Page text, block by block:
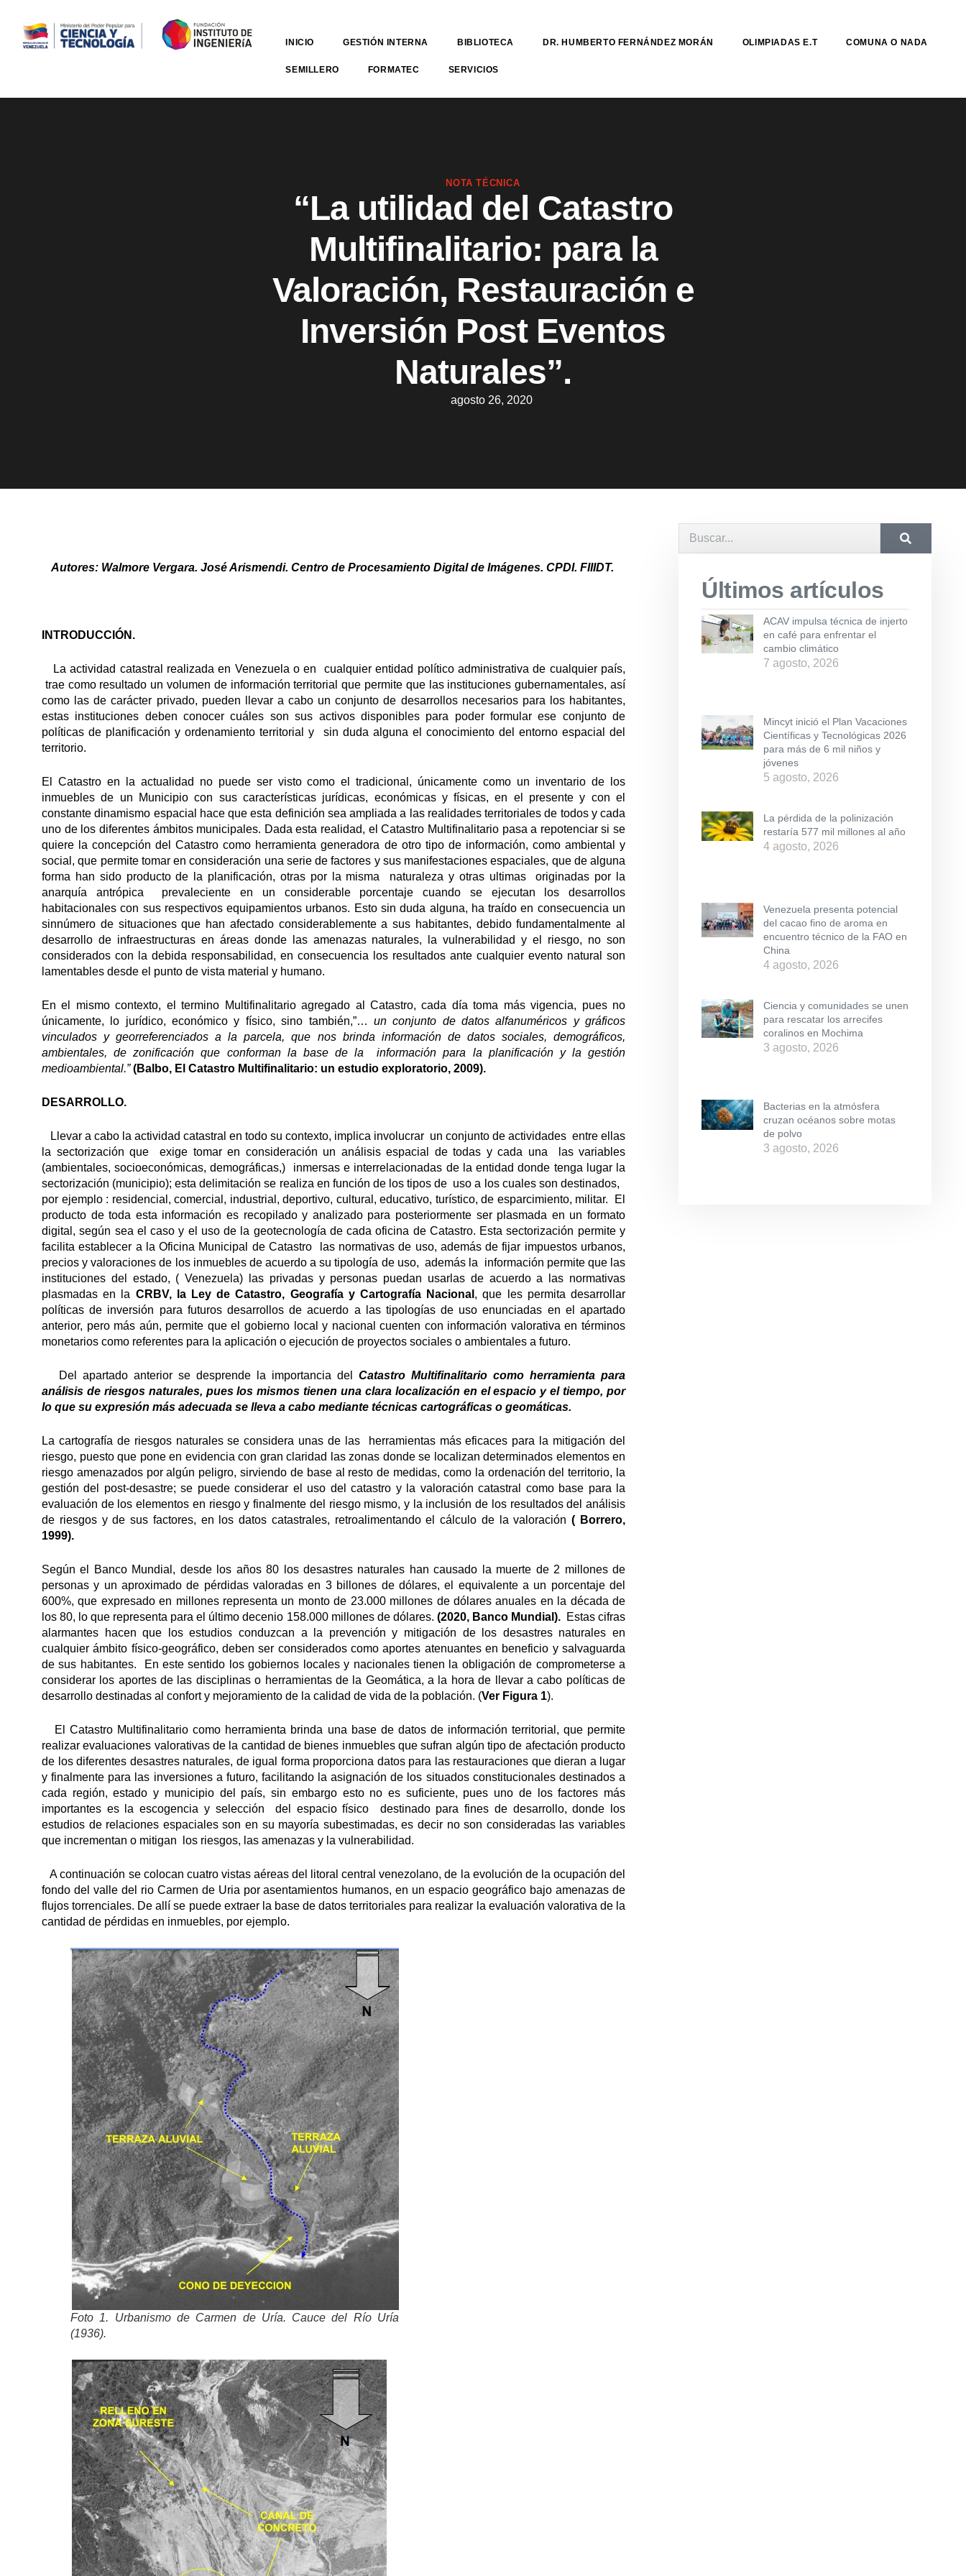
INICIO GESTIÓN INTERNA BIBLIOTECA DR. HUMBERTO FERNÁNDEZ MORÁN OLIMPIADAS E.T COMUNA O NADA
SEMILLERO FORMATEC SERVICIOS
NOTA TÉCNICA
“La utilidad del Catastro
Multifinalitario: para la
Valoración, Restauración e
Inversión Post Eventos
Naturales”.
agosto 26, 2020
Autores: Walmore Vergara. José Arismendi. Centro de Procesamiento Digital de Imágenes. CPDI. FIIIDT.
INTRODUCCIÓN.
La actividad catastral realizada en Venezuela o en cualquier entidad político administrativa de cualquier país,
trae como resultado un volumen de información territorial que permite que las instituciones gubernamentales, así
como las de carácter privado, pueden llevar a cabo un conjunto de desarrollos necesarios para los habitantes,
estas instituciones deben conocer cuáles son sus activos disponibles para poder formular ese conjunto de
políticas de planificación y ordenamiento territorial y sin duda alguna el conocimiento del entorno espacial del
territorio.
El Catastro en la actualidad no puede ser visto como el tradicional, únicamente como un inventario de los
inmuebles de un Municipio con sus características jurídicas, económicas y físicas, en el presente y con el
constante dinamismo espacial hace que esta definición sea ampliada a las realidades territoriales de todos y cada
uno de los diferentes ámbitos municipales. Dada esta realidad, el Catastro Multifinalitario pasa a repotenciar si se
quiere la concepción del Catastro como herramienta generadora de otro tipo de información, como ambiental y
social, que permite tomar en consideración una serie de factores y sus manifestaciones espaciales, que de alguna
forma han sido producto de la planificación, otras por la misma naturaleza y otras ultimas originadas por la
anarquía antrópica prevaleciente en un considerable porcentaje cuando se ejecutan los desarrollos
habitacionales con sus respectivos equipamientos urbanos. Esto sin duda alguna, ha traído en consecuencia un
sinnúmero de situaciones que han afectado considerablemente a sus habitantes, debido fundamentalmente al
desarrollo de infraestructuras en áreas donde las amenazas naturales, la vulnerabilidad y el riesgo, no son
considerados con la debida responsabilidad, en consecuencia los resultados ante cualquier evento natural son
lamentables desde el punto de vista material y humano.
En el mismo contexto, el termino Multifinalitario agregado al Catastro, cada día toma más vigencia, pues no
únicamente, lo jurídico, económico y físico, sino también,”… un conjunto de datos alfanuméricos y gráficos
vinculados y georreferenciados a la parcela, que nos brinda información de datos sociales, demográficos,
ambientales, de zonificación que conforman la base de la información para la planificación y la gestión
medioambiental.” (Balbo, El Catastro Multifinalitario: un estudio exploratorio, 2009).
DESARROLLO.
Llevar a cabo la actividad catastral en todo su contexto, implica involucrar un conjunto de actividades entre ellas
la sectorización que exige tomar en consideración un análisis espacial de todas y cada una las variables
(ambientales, socioeconómicas, demográficas,) inmersas e interrelacionadas de la entidad donde tenga lugar la
sectorización (municipio); esta delimitación se realiza en función de los tipos de uso a los cuales son destinados,
por ejemplo : residencial, comercial, industrial, deportivo, cultural, educativo, turístico, de esparcimiento, militar. El
producto de toda esta información es recopilado y analizado para posteriormente ser plasmada en un formato
digital, según sea el caso y el uso de la geotecnología de cada oficina de Catastro. Esta sectorización permite y
facilita establecer a la Oficina Municipal de Catastro las normativas de uso, además de fijar impuestos urbanos,
precios y valoraciones de los inmuebles de acuerdo a su tipología de uso, además la información permite que las
instituciones del estado, ( Venezuela) las privadas y personas puedan usarlas de acuerdo a las normativas
plasmadas en la CRBV, la Ley de Catastro, Geografía y Cartografía Nacional , que les permita desarrollar
políticas de inversión para futuros desarrollos de acuerdo a las tipologías de uso enunciadas en el apartado
anterior, pero más aún, permite que el gobierno local y nacional cuenten con información valorativa en términos
monetarios como referentes para la aplicación o ejecución de proyectos sociales o ambientales a futuro.
Del apartado anterior se desprende la importancia del Catastro Multifinalitario como herramienta para
análisis de riesgos naturales, pues los mismos tienen una clara localización en el espacio y el tiempo, por
lo que su expresión más adecuada se lleva a cabo mediante técnicas cartográficas o geomáticas.
La cartografía de riesgos naturales se considera unas de las herramientas más eficaces para la mitigación del
riesgo, puesto que pone en evidencia con gran claridad las zonas donde se localizan determinados elementos en
riesgo amenazados por algún peligro, sirviendo de base al resto de medidas, como la ordenación del territorio, la
gestión del post-desastre; se puede considerar el uso del catastro y la valoración catastral como base para la
evaluación de los elementos en riesgo y finalmente del riesgo mismo, y la inclusión de los resultados del análisis
de riesgos y de sus factores, en los datos catastrales, retroalimentando el cálculo de la valoración( Borrero,
1999).
Según el Banco Mundial, desde los años 80 los desastres naturales han causado la muerte de 2 millones de
personas y un aproximado de pérdidas valoradas en 3 billones de dólares, el equivalente a un porcentaje del
600%, que expresado en millones representa un monto de 23.000 millones de dólares anuales en la década de
los 80, lo que representa para el último decenio 158.000 millones de dólares. (2020, Banco Mundial). Estas cifras
alarmantes hacen que los estudios conduzcan a la prevención y mitigación de los desastres naturales en
cualquier ámbito físico-geográfico, deben ser considerados como aportes atenuantes en beneficio y salvaguarda
de sus habitantes. En este sentido los gobiernos locales y nacionales tienen la obligación de comprometerse a
considerar los aportes de las disciplinas o herramientas de la Geomática, a la hora de llevar a cabo políticas de
desarrollo destinadas al confort y mejoramiento de la calidad de vida de la población. (Ver Figura 1).
El Catastro Multifinalitario como herramienta brinda una base de datos de información territorial, que permite
realizar evaluaciones valorativas de la cantidad de bienes inmuebles que sufran algún tipo de afectación producto
de los diferentes desastres naturales, de igual forma proporciona datos para las restauraciones que dieran a lugar
y finalmente para las inversiones a futuro, facilitando la asignación de los situados constitucionales destinados a
cada región, estado y municipio del país, sin embargo esto no es suficiente, pues uno de los factores más
importantes es la escogencia y selección del espacio físico destinado para fines de desarrollo, donde los
estudios de relaciones espaciales son en su mayoría subestimadas, es decir no son consideradas las variables
que incrementan o mitigan los riesgos, las amenazas y la vulnerabilidad.
A continuación se colocan cuatro vistas aéreas del litoral central venezolano, de la evolución de la ocupación del
fondo del valle del rio Carmen de Uria por asentamientos humanos, en un espacio geográfico bajo amenazas de
flujos torrenciales. De allí se puede extraer la base de datos territoriales para realizar la evaluación valorativa de la
cantidad de pérdidas en inmuebles, por ejemplo.
Foto 1. Urbanismo de Carmen de Uría. Cauce del Río Uría
(1936).
Últimos artículos
ACAV impulsa técnica de injerto
en café para enfrentar el
cambio climático
7 agosto, 2026
Mincyt inició el Plan Vacaciones
Científicas y Tecnológicas 2026
para más de 6 mil niños y
jóvenes
5 agosto, 2026
La pérdida de la polinización
restaría 577 mil millones al año
4 agosto, 2026
Venezuela presenta potencial
del cacao fino de aroma en
encuentro técnico de la FAO en
China
4 agosto, 2026
Ciencia y comunidades se unen
para rescatar los arrecifes
coralinos en Mochima
3 agosto, 2026
Bacterias en la atmósfera
cruzan océanos sobre motas
de polvo
3 agosto, 2026